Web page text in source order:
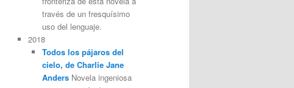
través de un fresquísimo
uso del lenguaje.
2018
Todos los pájaros del
cielo, de Charlie Jane
AndersNovela ingeniosa